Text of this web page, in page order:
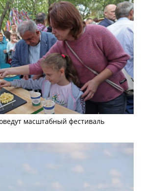
масштабный фестиваль